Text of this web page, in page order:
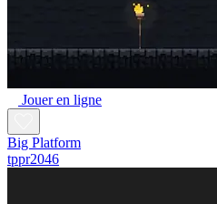
Jouer en ligne
Big Platform
tppr2046